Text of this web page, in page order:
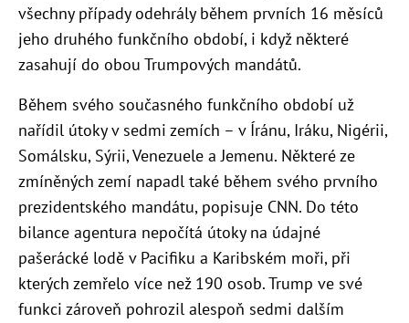
všechny případy odehrály během prvních 16 měsíců
jeho druhého funkčního období, i když některé
zasahují do obou Trumpových mandátů.
Během svého současného funkčního období už
nařídil útoky v sedmi zemích – v Íránu, Iráku, Nigérii,
Somálsku, Sýrii, Venezuele a Jemenu. Některé ze
zmíněných zemí napadl také během svého prvního
prezidentského mandátu, popisuje CNN. Do této
bilance agentura nepočítá útoky na údajné
pašerácké lodě v Pacifiku a Karibském moři, při
kterých zemřelo více než 190 osob.Trump ve své
funkci zároveň pohrozil alespoň sedmi dalším